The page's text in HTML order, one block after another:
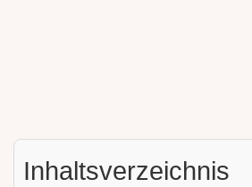
Inhaltsverzeichnis